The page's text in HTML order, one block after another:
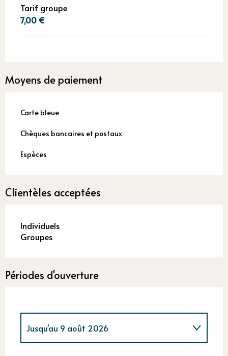
Tarif groupe
7,00 €
Moyens de paiement
Carte bleue
Chèques bancaires et postaux
Espèces
Clientèles acceptées
Individuels
Groupes
Périodes d'ouverture
Jusqu'au 9 août 2026